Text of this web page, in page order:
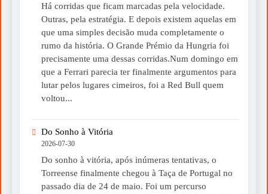
Há corridas que ficam marcadas pela velocidade.
Outras, pela estratégia. E depois existem aquelas em
que uma simples decisão muda completamente o
rumo da história. O Grande Prémio da Hungria foi
precisamente uma dessas corridas.Num domingo em
que a Ferrari parecia ter finalmente argumentos para
lutar pelos lugares cimeiros, foi a Red Bull quem
voltou...
Do Sonho à Vitória
2026-07-30
Do sonho à vitória, após inúmeras tentativas, o
Torreense finalmente chegou à Taça de Portugal no
passado dia de 24 de maio. Foi um percurso